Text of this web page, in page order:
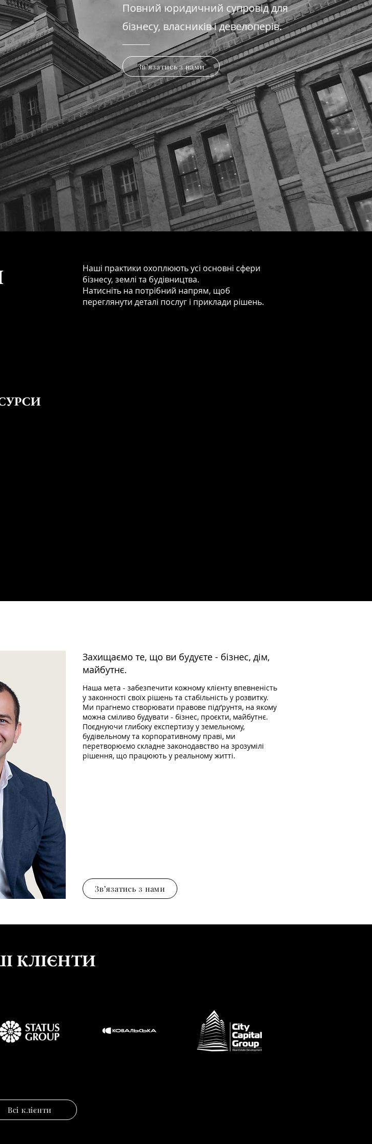
Повний юридичний супровід для
бізнесу, власників і девелоперів.
Звʼязатись з нами
Наші практики охоплюють усі основні сфери
бізнесу, землі та будівництва.
Натисніть на потрібний напрям, щоб
переглянути деталі послуг і приклади рішень.
Захищаємо те, що ви будуєте - бізнес, дім,
майбутнє.
Наша мета - забезпечити кожному клієнту впевненість
у законності своїх рішень та стабільність у розвитку.
Ми прагнемо створювати правове підґрунтя, на якому
можна сміливо будувати - бізнес, проєкти, майбутнє.
Поєднуючи глибоку експертизу у земельному,
будівельному та корпоративному праві, ми
перетворюємо складне законодавство на зрозумілі
рішення, що працюють у реальному житті.
Звʼязатись з нами
КЛІЄНТИ
Всі клієнти